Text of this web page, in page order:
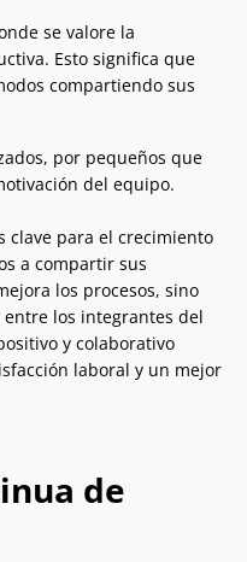
se valore la
Esto significa que
compartiendo sus
por pequeños que
del equipo.
clave para el crecimiento
a compartir sus
los procesos, sino
los integrantes del
y colaborativo
laboral y un mejor
de